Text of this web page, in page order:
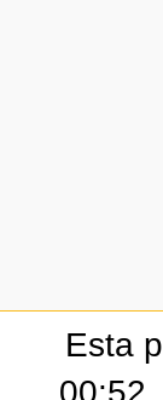
Esta
00:52.